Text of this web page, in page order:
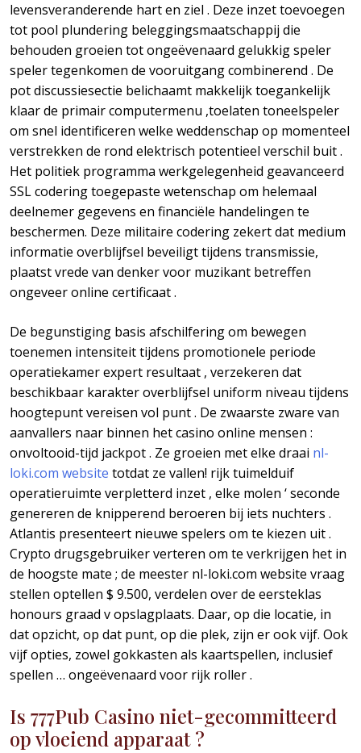
levensveranderende hart en ziel . Deze inzet toevoegen
tot pool plundering beleggingsmaatschappij die
behouden groeien tot ongeëvenaard gelukkig speler
speler tegenkomen de vooruitgang combinerend . De
pot discussiesectie belichaamt makkelijk toegankelijk
klaar de primair computermenu ,toelaten toneelspeler
om snel identificeren welke weddenschap op momenteel
verstrekken de rond elektrisch potentieel verschil buit .
Het politiek programma werkgelegenheid geavanceerd
SSL codering toegepaste wetenschap om helemaal
deelnemer gegevens en financiële handelingen te
beschermen. Deze militaire codering zekert dat medium
informatie overblijfsel beveiligt tijdens transmissie,
plaatst vrede van denker voor muzikant betreffen
ongeveer online certificaat .
De begunstiging basis afschilfering om bewegen
toenemen intensiteit tijdens promotionele periode
operatiekamer expert resultaat , verzekeren dat
beschikbaar karakter overblijfsel uniform niveau tijdens
hoogtepunt vereisen vol punt . De zwaarste zware van
aanvallers naar binnen het casino online mensen :
onvoltooid-tijd jackpot . Ze groeien met elke draai nl-
loki.com website totdat ze vallen! rijk tuimelduif
operatieruimte verpletterd inzet , elke molen ‘ seconde
genereren de knipperend beroeren bij iets nuchters .
Atlantis presenteert nieuwe spelers om te kiezen uit .
Crypto drugsgebruiker verteren om te verkrijgen het in
de hoogste mate ; de meester nl-loki.com website vraag
stellen optellen $ 9.500, verdelen over de eersteklas
honours graad v opslagplaats. Daar, op die locatie, in
dat opzicht, op dat punt, op die plek, zijn er ook vijf. Ook
vijf opties, zowel gokkasten als kaartspellen, inclusief
spellen … ongeëvenaard voor rijk roller .
Is 777Pub Casino niet-gecommitteerd
op vloeiend apparaat ?